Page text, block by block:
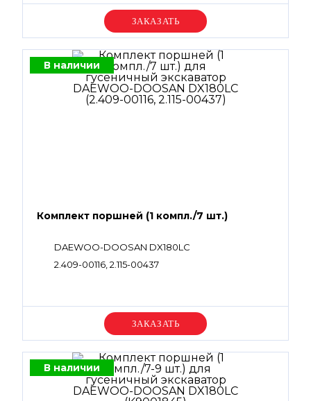
Уточняйте цену
В наличии
Комплект поршней (1 компл./7 шт.)
DAEWOO-DOOSAN DX180LC
2.409-00116, 2.115-00437
Уточняйте цену
В наличии